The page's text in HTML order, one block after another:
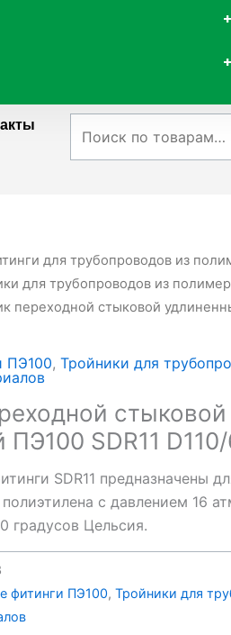
для трубопроводов из
для трубопроводов из
переходной стыковой
ПЭ100, Тройники для
стыковой
SDR11
SDR11 предназначены
с давлением 16
градусов Цельсия.
фитинги ПЭ100, Тройники для